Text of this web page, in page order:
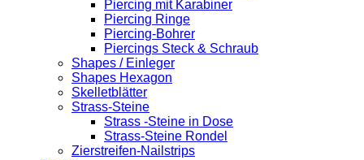
Piercing mit Karabiner
Piercing Ringe
Piercing-Bohrer
Piercings Steck & Schraub
Shapes / Einleger
Shapes Hexagon
Skelletblätter
Strass-Steine
Strass -Steine in Dose
Strass-Steine Rondel
Zierstreifen-Nailstrips